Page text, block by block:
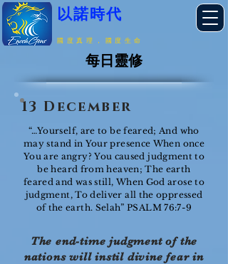
以諾時代
國度真理，國度生命
每日靈修
13 December
“…Yourself, are to be feared; And who
may stand in Your presence When once
You are angry? You caused judgment to
be heard from heaven; The earth
feared and was still, When God arose to
judgment, To deliver all the oppressed
of the earth. Selah” PSALM 76:7-9
The end-time judgment of the
nations will instil divine fear in